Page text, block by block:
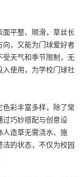
面平整、顺滑，草丝长
向，又能为门球爱好者
受天气和季节限制，无
入使用，为学校门球社
彩丰富多样，除了常
过巧妙搭配与创意设
人造草无需浇水、施
的状态，不仅为校园